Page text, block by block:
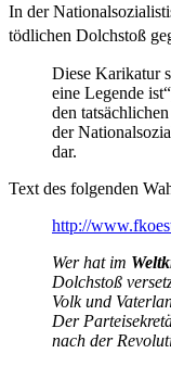
In der
tödlichen Dolchstoß
Diese Karikatur
eine Legende
den
der
dar.
Text des folgenden
http://
Wer hat im
Dolchstoß
Volk und
Der
nach der